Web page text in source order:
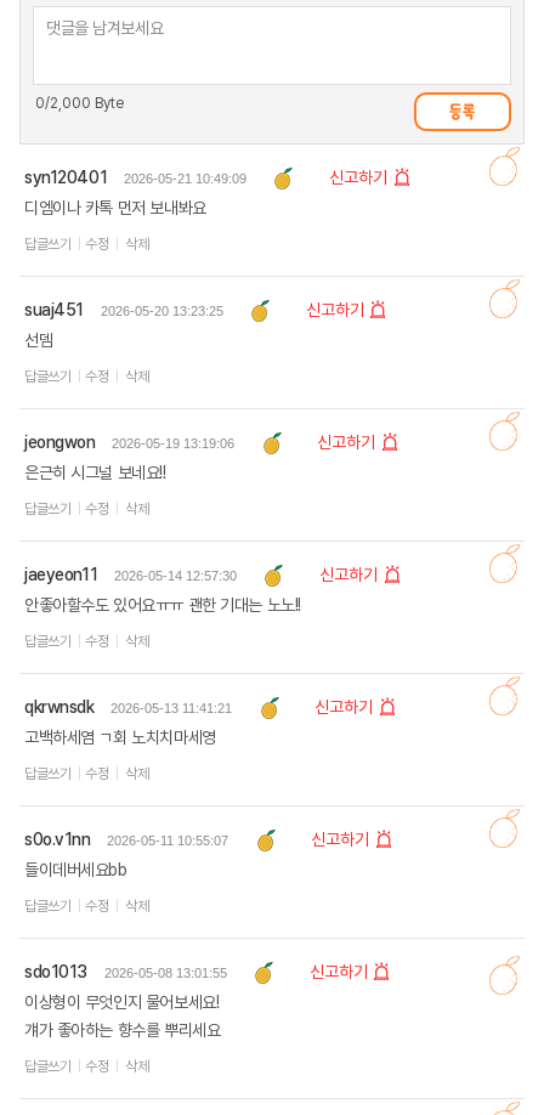
0/2,000 Byte
syn120401 2026-05-21 10:49:09
신고하기
디엠이나 카톡 먼저 보내봐요
답글쓰기 수정 삭제
suaj451 2026-05-20 13:23:25
신고하기
선뎀
답글쓰기 수정 삭제
jeongwon 2026-05-19 13:19:06
신고하기
은근히 시그널 보네요!!
답글쓰기 수정 삭제
jaeyeon11 2026-05-14 12:57:30
신고하기
안좋아할수도 있어요ㅠㅠ 괜한 기대는 노노!!
답글쓰기 수정 삭제
qkrwnsdk 2026-05-13 11:41:21
신고하기
고백하세염 ㄱ회 노치치마세영
답글쓰기 수정 삭제
s0o.v1nn 2026-05-11 10:55:07
신고하기
들이데버세요bb
답글쓰기 수정 삭제
sdo1013 2026-05-08 13:01:55
신고하기
이상형이 무엇인지 물어보세요!
걔가 좋아하는 향수를 뿌리세요
답글쓰기 수정 삭제